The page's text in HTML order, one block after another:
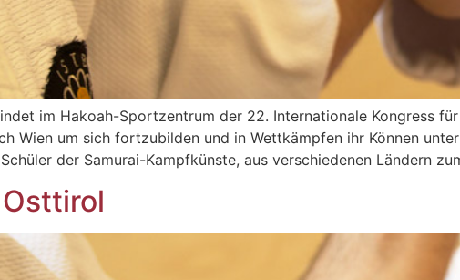
im Hakoah-Sportzentrum der 22. Internationale Kongress
Wien um sich fortzubilden und in Wettkämpfen ihr Können
der Samurai-Kampfkünste, aus verschiedenen Ländern